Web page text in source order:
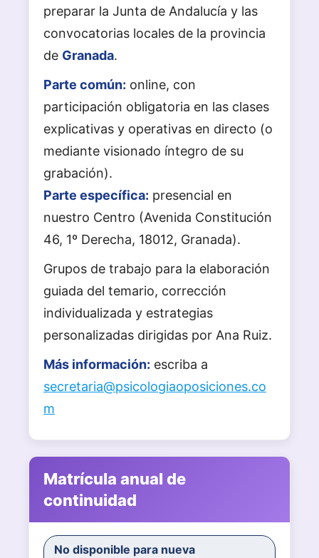
preparar la Junta de Andalucía y las
convocatorias locales de la provincia
de Granada.
Parte común: online, con
participación obligatoria en las clases
explicativas y operativas en directo (o
mediante visionado íntegro de su
grabación).
Parte específica: presencial en
nuestro Centro (Avenida Constitución
46, 1º Derecha, 18012, Granada).
Grupos de trabajo para la elaboración
guiada del temario, corrección
individualizada y estrategias
personalizadas dirigidas por Ana Ruiz.
Más información: escriba a
secretaria@psicologiaoposiciones.co
m
Matrícula anual de
continuidad
No disponible para nueva